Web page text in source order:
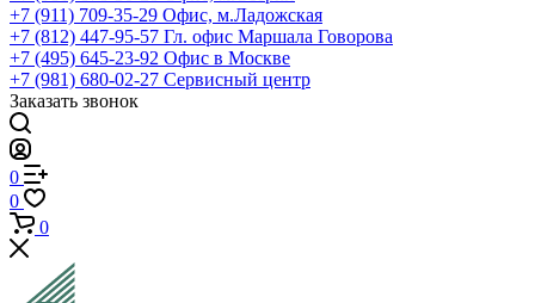
+7 (911) 709-35-29 Офис, м.Ладожская
+7 (812) 447-95-57 Гл. офис Маршала Говорова
+7 (495) 645-23-92 Офис в Москве
+7 (981) 680-02-27 Сервисный центр
Заказать звонок
0
0
0